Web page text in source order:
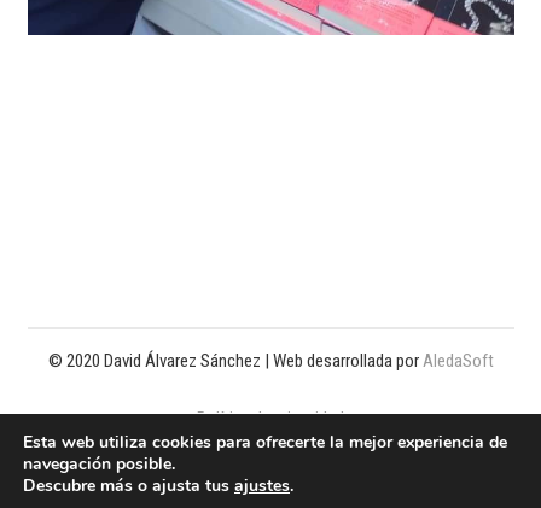
© 2020 David Álvarez Sánchez | Web desarrollada porAledaSoft
Política de privacidad
Esta web utiliza cookies para ofrecerte la mejor experiencia de
navegación posible.
Descubre más o ajusta tus ajustes.